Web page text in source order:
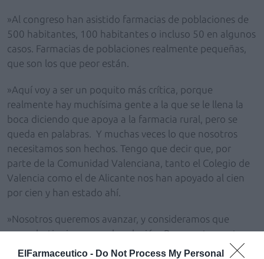
ElFarmaceutico - Do Not Process My Personal
»Al congreso han asistido farmacias de poblaciones de
500 habitantes, 100 habitantes o incluso 50 en algunos
casos. Farmacias de poblaciones realmente pequeñas,
que son los que peor están.
»Aquí voy a ser un poquito más crítica, porque
realmente hay muchísima gente a la que se le llena la
boca diciendo que apoya a la farmacia rural, pero se
queda en palabras. Y muchas veces lo que nosotros
necesitamos son hechos. Tengo que decir que, por
parte de la Comunidad Valenciana, tanto el Colegio de
Valencia como el de Alicante nos han apoyado al cien
por cien y han estado ahí.
»Nosotros queremos avanzar, y consideramos que
poner botiquines no es la solución. Por nuestra parte,
creemos que todo tiene solución, y de hecho así lo